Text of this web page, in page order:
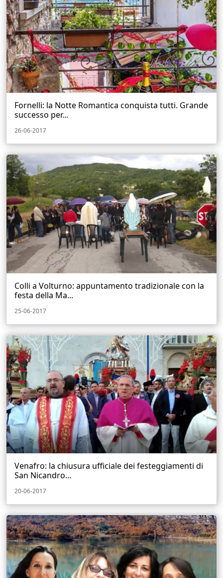
Fornelli: la Notte Romantica conquista tutti. Grande
successo per...
26-06-2017
Colli a Volturno: appuntamento tradizionale con la
festa della Ma...
25-06-2017
Venafro: la chiusura ufficiale dei festeggiamenti di
San Nicandro...
20-06-2017